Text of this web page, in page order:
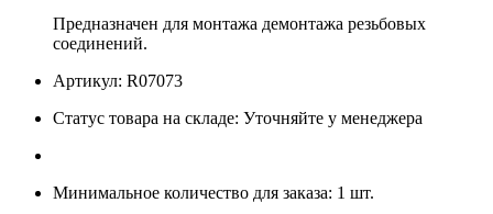
Предназначен для монтажа демонтажа резьбовых
соединений.
Артикул: R07073
Статус товара на складе: Уточняйте у менеджера
Минимальное количество для заказа: 1 шт.